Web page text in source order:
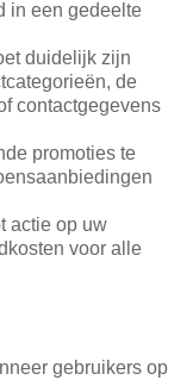
in een gedeelte
duidelijk zijn
de
contactgegevens
promoties te
actie op uw
voor alle
gebruikers op